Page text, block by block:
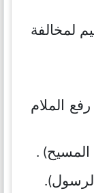
لمخالفة
الملام
.